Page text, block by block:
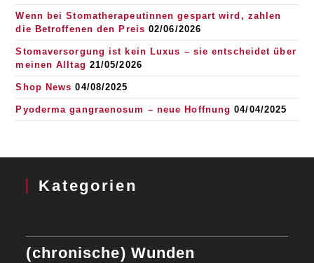
Wenn bei Stomatherapeutinnen gespart wird, zahlen
die Betroffenen den Preis 02/06/2026
Stomaversorgung ist kein Luxus – sie entscheidet über
meinen Alltag 21/05/2026
Shop News 04/08/2025
Pyoderma gangraenosum – neue Hoffnung 04/04/2025
Kategorien
(chronische) Wunden